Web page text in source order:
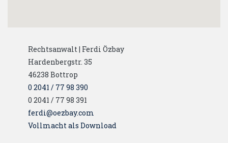
Rechtsanwalt | Ferdi Özbay
Hardenbergstr. 35
46238 Bottrop
0 2041 / 77 98 390
0 2041 / 77 98 391
ferdi@oezbay.com
Vollmacht als Download